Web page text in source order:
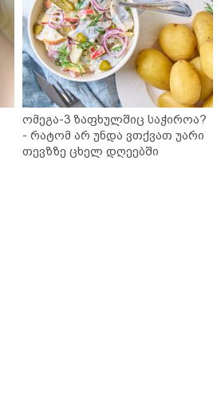
ომეგა-3 ზაფხულშიც საჭიროა?
- რატომ არ უნდა ვთქვათ უარი
თევზზე ცხელ დღეებში